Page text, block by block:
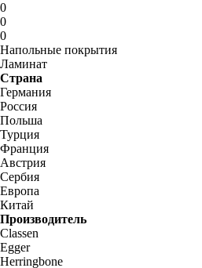
0
0
0
Напольные покрытия
Ламинат
Страна
Германия
Россия
Польша
Турция
Франция
Австрия
Сербия
Европа
Китай
Производитель
Classen
Egger
Herringbone